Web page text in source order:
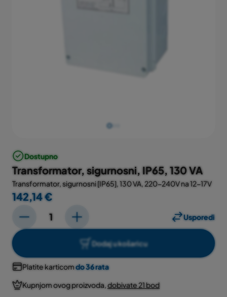
Dostupno
Transformator, sigurnosni, IP65, 130 VA
Transformator, sigurnosni [IP65], 130 VA, 220-240V na 12-17V
142,14 €
Dodaj u košaricu
Usporedi
Platite karticomdo 36 rata
Kupnjom ovog proizvoda,dobivate 21 bod